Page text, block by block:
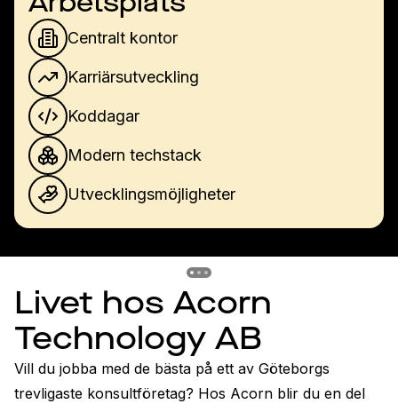
Centralt kontor
Karriärsutveckling
Koddagar
Modern techstack
Utvecklingsmöjligheter
Livet hos Acorn
Technology AB
Vill du jobba med de bästa på ett av Göteborgs
trevligaste konsultföretag? Hos Acorn blir du en del